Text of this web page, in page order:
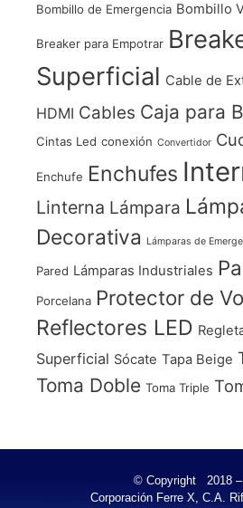
Bombillo de Emergencia Bombillo
Breaker para Empotrar
Superficial Cable de
HDMI Cables Caja para
Cintas Led conexión Convertidor
Enchufe Enchufes
Linterna Lámpara
Decorativa
Lámparas de
Pared Lámparas Industriales
Porcelana Protector de
Reflectores LED
Superficial Sócate Tapa Beige
Toma Doble Toma Triple
© Copyright 2018 –
Corporación Ferre X, C.A.